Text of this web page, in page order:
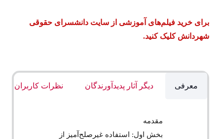
برای خرید فیلم‌های آموزشی از سایت دانشسرای حقوقی
شهردانش کلیک کنید.
معرفی دیگر آثار پدیدآورندگان نظرات کاربران
مقدمه
بخش اول: استفاده غیر‌صلح‌آمیز از